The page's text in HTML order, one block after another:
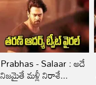
Prabhas - Salaar : అదే
నిజమైతే మళ్లీ నిరాశే...